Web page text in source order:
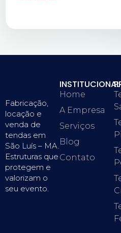
Fabricação,
locação e
venda de
tendas em
São Luís – MA.
Estruturas que
protegem e
valorizam o
seu evento.
INSTITUCIONAL
Home
A Empresa
Serviços
Blog
Contato